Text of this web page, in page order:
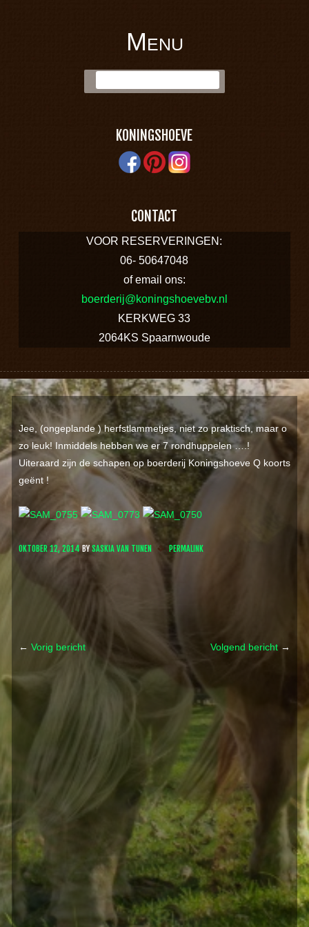
BOERDERIJ
KONINGSHOEVE
Menu
KONINGSHOEVE
CONTACT
VOOR RESERVERINGEN:
06- 50647048
of email ons:
boerderij@koningshoevebv.nl
KERKWEG 33
2064KS Spaarnwoude
Jee, (ongeplande ) herfstlammetjes, niet zo praktisch, maar o
zo leuk! Inmiddels hebben we er 7 rondhuppelen ….!
Uiteraard zijn de schapen op boerderij Koningshoeve Q koorts
geënt !
OKTOBER 12, 2014BY SASKIA VAN TUNEN PERMALINK
Post navigation
← Vorig bericht Volgend bericht →